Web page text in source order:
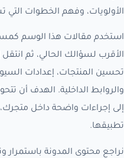
الأولويات، وفهم الخطوات التي
استخدم مقالات هذا الوسم
الأقرب لسؤالك الحالي، ثم
تحسين المنتجات، إعدادات
والروابط الداخلية. الهدف أن
إلى إجراءات واضحة داخل
تطبيقها.
نراجع محتوى المدونة